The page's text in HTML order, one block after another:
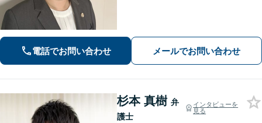
電話でお問い合わせ メールでお問い合わせ
杉本 真樹 弁
護士
インタビューを
見る